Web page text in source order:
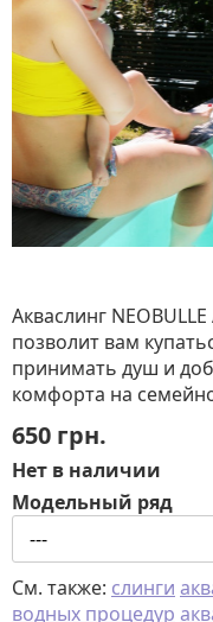
Акваслинг
позволит вам
принимать душ и
комфорта на
650 грн.
Нет в наличии
Модельный ряд
См. также: слинги
водных процедур